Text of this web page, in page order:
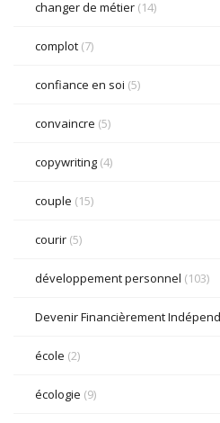
changer de métier (14)
complot (7)
confiance en soi (5)
convaincre (5)
copywriting (4)
couple (15)
courir (5)
développement personnel (103)
Devenir Financièrement
école (2)
écologie (9)